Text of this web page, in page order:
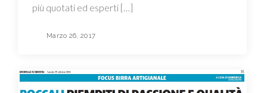
più quotati ed esperti […]
Marzo 26, 2017